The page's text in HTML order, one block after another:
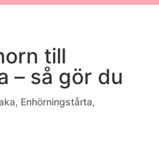
till
– så gör du
, Enhörningstårta,